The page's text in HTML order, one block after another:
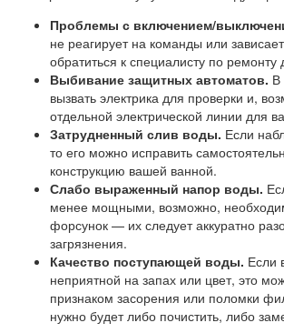
Проблемы с включением/
не реагирует на команды или
обратиться к специалисту по ремонту
Выбивание защитных автоматов. В
вызвать электрика для проверки и,
отдельной электрической линии для
Затрудненный слив воды. Если
то его можно исправить
конструкцию вашей ванной.
Слабо выраженный напор воды.
менее мощными, возможно,
форсунок — их следует аккуратно
загрязнения.
Качество поступающей воды. Если
неприятной на запах или цвет, это
признаком засорения или поломки
нужно будет либо почистить, либо